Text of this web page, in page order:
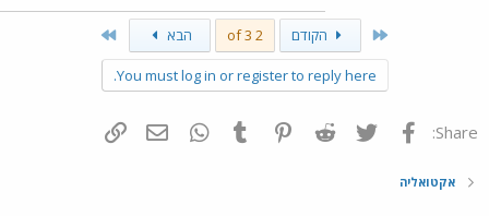
First הקודם 2 of 3 הבא
You must log in or register to reply here.
Share: פייסבוק Twitter
Reddit
Pinterest
Tumblr
WhatsAppדואר אלקטרוני
אקטואליה